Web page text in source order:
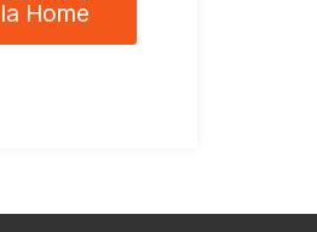
la Home